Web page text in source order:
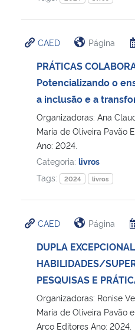
Banco Central do Brasil
CAED Página
PRÁTICAS
Potencializando o
a inclusão e a
Organizadoras: Ana
Maria de Oliveira Pavão
Ano: 2024.
Categoria: livros
Tags:
2024 livros
CAED Página
DUPLA
HABILIDADES/
PESQUISAS E
Organizadoras: Ronise
Maria de Oliveira Pavão
Arco Editores Ano: 2024.